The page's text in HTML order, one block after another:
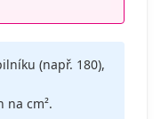
(např. 180),
na cm².